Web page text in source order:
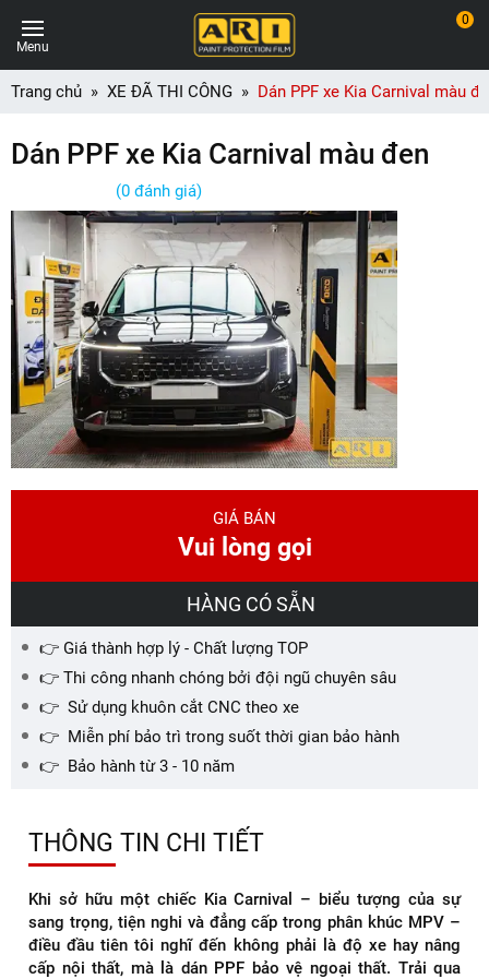
Menu
0
Trang chủ XE ĐÃ THI CÔNG Dán PPF xe Kia Carnival màu
Dán PPF xe Kia Carnival màu đen
(0 đánh giá)
GIÁ BÁN
Vui lòng gọi
HÀNG CÓ SẴN
👉 Giá thành hợp lý - Chất lượng TOP
👉 Thi công nhanh chóng bởi đội ngũ chuyên sâu
👉 Sử dụng khuôn cắt CNC theo xe
👉 Miễn phí bảo trì trong suốt thời gian bảo hành
👉 Bảo hành từ 3 - 10 năm
THÔNG TIN CHI TIẾT
Khi sở hữu một chiếc Kia Carnival – biểu tượng của sự
sang trọng, tiện nghi và đẳng cấp trong phân khúc MPV –
điều đầu tiên tôi nghĩ đến không phải là độ xe hay nâng
cấp nội thất, mà là dán PPF bảo vệ ngoại thất. Trải qua